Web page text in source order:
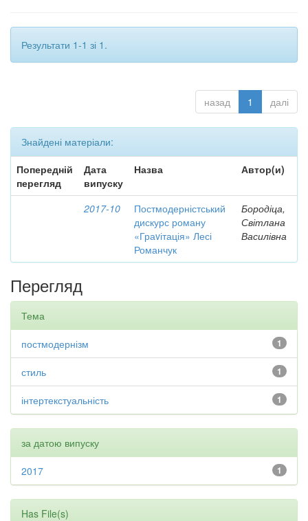
Результати 1-1 зі 1.
назад 1 далі
Знайдені матеріали:
Попередній
перегляд
Дата
випуску
Назва Автор(и)
2017-10
Постмодерністський
дискурс роману
«Граvітація» Лесі
Романчук
Бородіца,
Світлана
Василівна
Перегляд
Тема
1
постмодернізм
1
стиль
1
інтертекстуальність
за датою випуску
1
2017
Has File(s)